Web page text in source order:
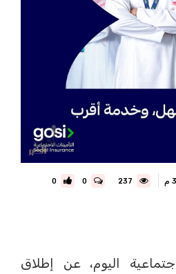
0
0
اليوم، عن إطلاق